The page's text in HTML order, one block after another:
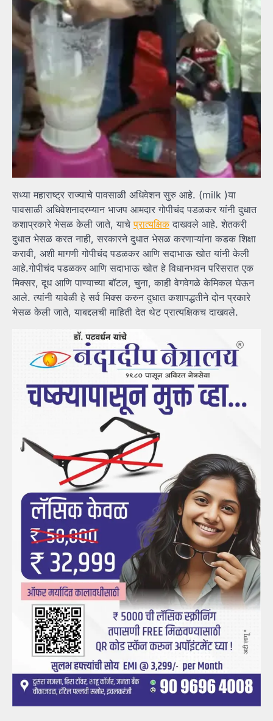
सध्या महाराष्ट्र राज्याचे पावसाळी अधिवेशन सुरु आहे. (milk )या
पावसाळी अधिवेशनादरम्यान भाजप आमदार गोपीचंद पडळकर यांनी दुधात
कशाप्रकारे भेसळ केली जाते, याचेप्रात्यक्षिकदाखवले आहे. शेतकरी
दुधात भेसळ करत नाही, सरकारने दुधात भेसळ करणाऱ्यांना कडक शिक्षा
करावी, अशी मागणी गोपीचंद पडळकर आणि सदाभाऊ खोत यांनी केली
आहे.गोपीचंद पडळकर आणि सदाभाऊ खोत हे विधानभवन परिसरात एक
मिक्सर, दूध आणि पाण्याच्या बॉटल, चुना, काही वेगवेगळे केमिकल घेऊन
आले. त्यांनी यावेळी हे सर्व मिक्स करुन दुधात कशापद्धतीने दोन प्रकारे
भेसळ केली जाते, याबद्दलची माहिती देत थेट प्रात्यक्षिकच दाखवले.